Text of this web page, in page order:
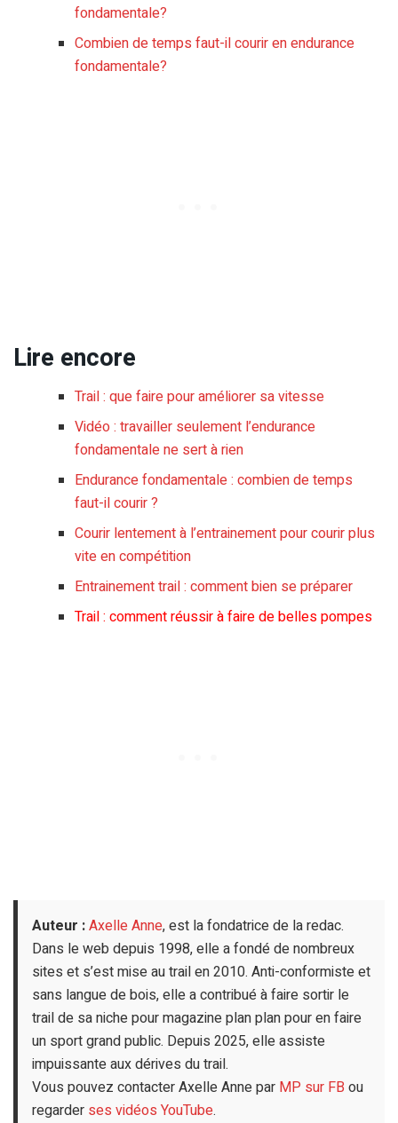
fondamentale?
Combien de temps faut-il courir en endurance
fondamentale?
Lire encore
Trail : que faire pour améliorer sa vitesse
Vidéo : travailler seulement l’endurance
fondamentale ne sert à rien
Endurance fondamentale : combien de temps
faut-il courir ?
Courir lentement à l’entrainement pour courir plus
vite en compétition
Entrainement trail : comment bien se préparer
Trail : comment réussir à faire de belles pompes
Auteur :Axelle Anne, est la fondatrice de la redac.
Dans le web depuis 1998, elle a fondé de nombreux
sites et s’est mise au trail en 2010. Anti-conformiste et
sans langue de bois, elle a contribué à faire sortir le
trail de sa niche pour magazine plan plan pour en faire
un sport grand public. Depuis 2025, elle assiste
impuissante aux dérives du trail.
Vous pouvez contacter Axelle Anne par MP sur FB ou
regarder ses vidéos YouTube.